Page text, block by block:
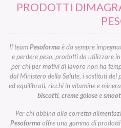
PRODOTTI
Il teamPesoformaè da sempre
e perdere peso, prodotti da utilizzare
per chi per motivi di lavoro non ha
dal Ministero della Salute, i sostituti del
ed equilibrati, ricchi in vitamine e
biscotti, creme golosee
Per chi abbina alla corretta
Pesoformaoffre una gamma di